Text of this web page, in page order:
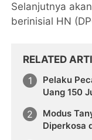
Selanjutnya
berinisial HN
RELATED
Pelaku
Uang 150
Modus
Diperkosa